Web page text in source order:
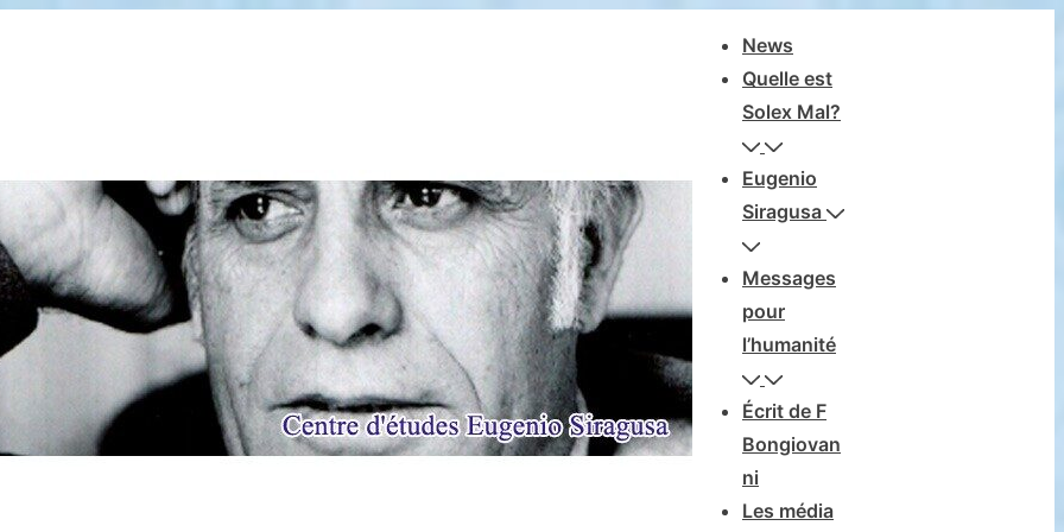
principal
News
Quelle est
Solex Mal?
Eugenio
Siragusa
Messages
pour
l’humanité
Écrit de F
Bongiovan
ni
Les média